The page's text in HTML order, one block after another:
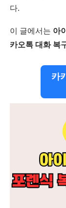
다.
이 글에서는 아
카오톡 대화 복
카